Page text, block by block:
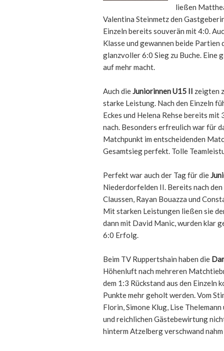
ließen
Valentina Steinmetz den
Einzeln bereits souverän mit 4:0.
Klasse und gewannen beide Partien
glanzvoller 6:0 Sieg zu Buche. Eine
auf mehr macht.
Auch dieJuniorinnen U15 II zeigten
starke Leistung. Nach den Einzeln
Eckes und Helena Rehse bereits
nach. Besonders erfreulich war für
Matchpunkt im entscheidenden
Gesamtsieg perfekt. Tolle
Perfekt war auch der Tag für die
Niederdorfelden II. Bereits nach
Claussen, Rayan Bouazza und
Mit starken Leistungen ließen sie
dann mit David Manic, wurden klar
6:0 Erfolg.
Beim TV Ruppertshain haben die
Höhenluft nach mehreren
dem 1:3 Rückstand aus den Einzeln
Punkte mehr geholt werden. Vom
Florin, Simone Klug, Lise
und reichlichen Gästebewirtung
hinterm Atzelberg verschwand